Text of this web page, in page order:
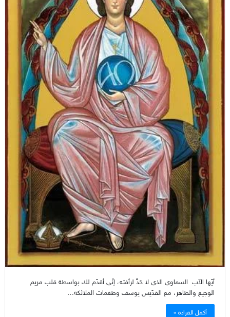
أيّها الآب السماوي الذي لا حَدَّ لرأفته، إنّي أقدّم لك بواسطة قلب مريم
الوجيع والطاهر، مع القدّيس يوسف وطغمات الملائكة…
أكمل القراءة »